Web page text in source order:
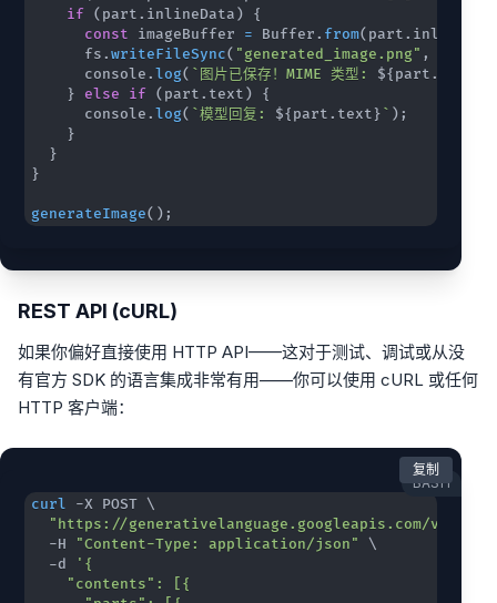
if ( part. inlineData)
{
const imageBuffer = Buffer. from( part.
      fs
.writeFileSync( "generated_image.png" ,
      console
.log( ` 图片已保存！MIME 类型: ${part.
}
else if ( part. text)
{
      console
.log( `模型回复: ${part. text}` );
}
}
}
generateImage( );
REST API (cURL)
如果你偏好直接使用 HTTP API——这对于测试、调试或从没
有官方 SDK 的语言集成非常有用——你可以使用 cURL 或任何
HTTP 客户端：
BASH
curl -X POST \
"https://generativelanguage.googleapis.com/v1beta/
  -H
"Content-Type: application/json"
\
  -d
复制